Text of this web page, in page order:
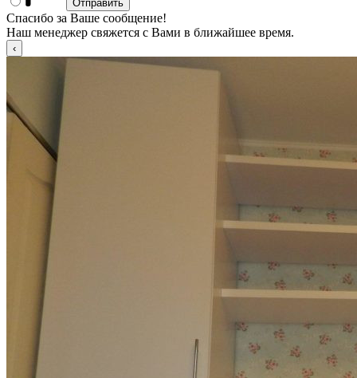
Спасибо за Ваше сообщение!
Наш менеджер свяжется с Вами в ближайшее время.